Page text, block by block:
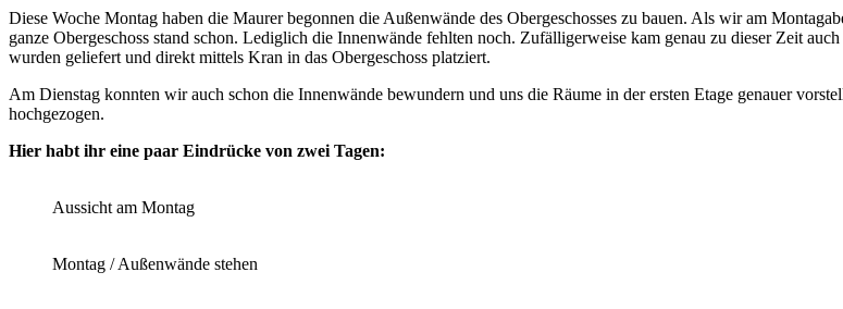
Diese Woche Montag haben die Maurer begonnen die Außenwände des Obergeschosses zu bauen. Als wir am
ganze Obergeschoss stand schon. Lediglich die Innenwände fehlten noch. Zufälligerweise kam genau zu dieser Zeit
wurden geliefert und direkt mittels Kran in das Obergeschoss platziert.
Am Dienstag konnten wir auch schon die Innenwände bewundern und uns die Räume in der ersten Etage genauer
hochgezogen.
Hier habt ihr eine paar Eindrücke von zwei Tagen:
Aussicht am Montag
Montag / Außenwände stehen